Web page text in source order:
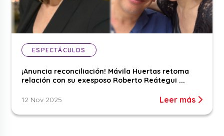
ESPECTÁCULOS
¡Anuncia reconciliación! Mávila Huertas retoma
relación con su exesposo Roberto Reátegui ...
12 Nov 2025 Leer más